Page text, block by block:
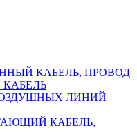
КАБЕЛЬ, ПРОВОД
ЛИНИЙ
КАБЕЛЬ,